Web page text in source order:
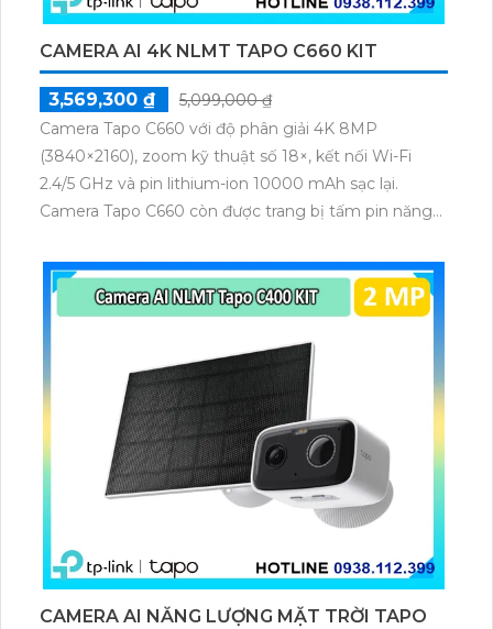
CAMERA AI 4K NLMT TAPO C660 KIT
3,569,300 ₫
5,099,000 ₫
Camera Tapo C660 với độ phân giải 4K 8MP
(3840×2160), zoom kỹ thuật số 18×, kết nối Wi-Fi
2.4/5 GHz và pin lithium-ion 10000 mAh sạc lại.
Camera Tapo C660 còn được trang bị tấm pin năng
thú cưng, phương tiện, lưu trữ thẻ microSD tối đa 512
GB.
CAMERA AI NĂNG LƯỢNG MẶT TRỜI TAPO